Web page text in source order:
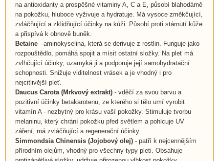
na antioxidanty a prospěšné vitaminy A, C a E, působí blahodárně
na pokožku, hluboce vyživuje a hydratuje. Má vysoce změkčující,
zvláčňující a zklidňující účinky na kůži. Působí proti stárnutí kůže
a přispívá k obnově buněk.
Betaine- aminokyselina, která se derivuje z rostlin. Funguje jako
rozpouštědlo, pomáhá spojit a mísit ostatní složky. Na pleť má
zvlhčující účinky, uzamyká ji a podporuje její samohydratační
schopnosti. Snižuje viditelnost vrásek a je vhodný i pro
nejcitlivější pleť.
Daucus Carota(Mrkvový extrakt) - vděčí za svou barvu a
pozitivní účinky betakarotenu, ze kterého si tělo umí vyrobit
vitamín A - nezbytný pro krásu vaší pokožky. Stimuluje tvorbu
melaninu, který chrání pokožku před světlem a pohlcuje UV
záření, má zvláčňující a regenerační účinky.
Simmondsia Chinensis (Jojobový olej)- patří k nejcennějším
přírodním olejům, vhodný pro všechny typy pleti. Obsahuje